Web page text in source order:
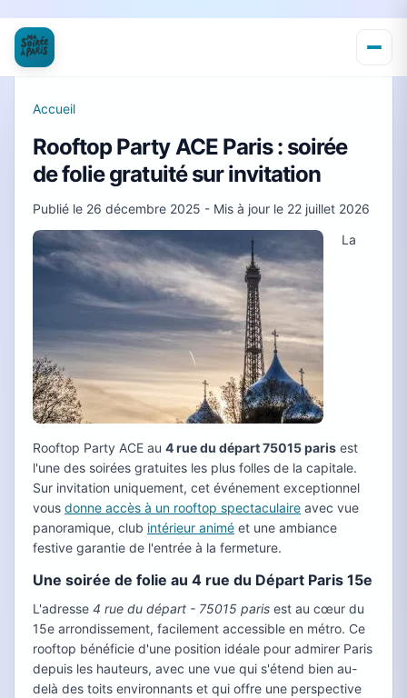
Accueil
Rooftop Party ACE Paris : soirée
de folie gratuité sur invitation
Publié le 26 décembre 2025 - Mis à jour le 22 juillet 2026
La
Rooftop Party ACE au 4 rue du départ 75015 paris est
l'une des soirées gratuites les plus folles de la capitale.
Sur invitation uniquement, cet événement exceptionnel
vous donne accès à un rooftop spectaculaire avec vue
panoramique, club intérieur animé et une ambiance
festive garantie de l'entrée à la fermeture.
Une soirée de folie au 4 rue du Départ Paris 15e
L'adresse 4 rue du départ - 75015 paris est au cœur du
15e arrondissement, facilement accessible en métro. Ce
rooftop bénéficie d'une position idéale pour admirer Paris
depuis les hauteurs, avec une vue qui s'étend bien au-
delà des toits environnants et qui offre une perspective